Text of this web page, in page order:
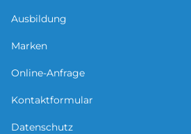
Ausbildung
Marken
Online-Anfrage
Kontaktformular
Datenschutz